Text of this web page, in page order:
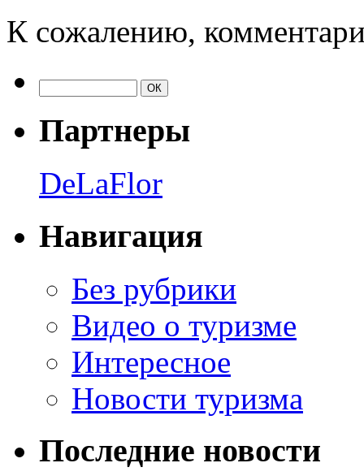
К сожалению,
Партнеры
DeLaFlor
Навигация
Без рубрики
Видео о туризме
Интересное
Новости туризма
Последние новости